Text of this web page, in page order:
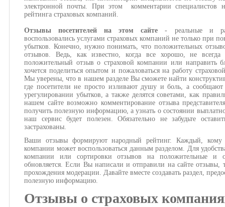
электронной почты. При этом комментарии специалистов
рейтинга страховых компаний.
Отзывы посетителей на этом сайте- реальные и
воспользовались услугами страховых компаний не только при
убытков. Конечно, нужно понимать, что положительных
отзывов. Ведь, как известно, когда все хорошо, не всегда
положительный отзыв о страховой компании или направить
хочется поделиться опытом и пожаловаться на работу
Мы уверены, что в нашем разделе Вы сможете найти
где посетители не просто изливают душу и боль, а сообщают
урегулировании убытков, а также делятся советами, как
нашем сайте возможно комментирование отзыва
получить полезную информацию, а узнать о состоянии
наш сервис будет полезен. Обязательно не забудьте
застрахованы.
Ваши отзывы формируют народный рейтинг. Каждый, кому
компании может воспользоваться данным разделом. Для
компании или сортировки отзывов на положительные и
обновляется. Если Вы написали и отправили на сайте отзывы,
прохождения модерации. Давайте вместе создавать раздел,
полезную информацию.
Отзывы о страховых